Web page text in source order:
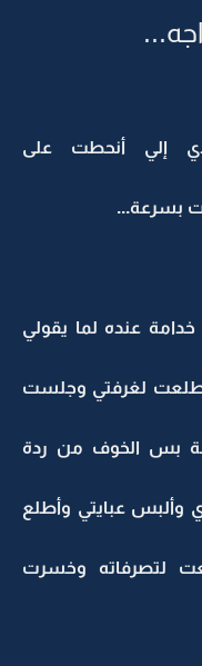
إلي أنحطت على
بسرعة...
عنده لما يقولي
طلعت لغرفتي وجلست
بس الخوف من ردة
وألبس عبايتي وأطلع
لتصرفاته وخسرت